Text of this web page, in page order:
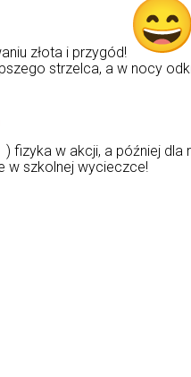
złota i przygód!
strzelca, a w nocy
) fizyka w akcji, a później dla
w szkolnej wycieczce!